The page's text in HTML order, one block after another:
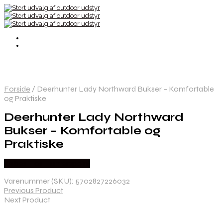
Forside / Deerhunter Lady Northward Bukser – Komfortable
og Praktiske
Deerhunter Lady Northward
Bukser – Komfortable og
Praktiske
Varenummer (SKU): 5702827226032
Previous Product
Next Product